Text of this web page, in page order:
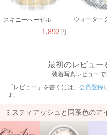
スキニーへーゼル
1,892 円
ウォーター
最初のレビュー
装着写真レビューで
「レビュー」を書くには、 会員登録
す。
ミスティアッシュと同系色のア